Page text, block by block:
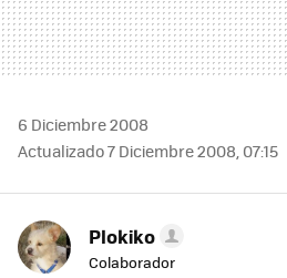
6 Diciembre 2008
Actualizado 7 Diciembre 2008, 07:15
Plokiko
Colaborador